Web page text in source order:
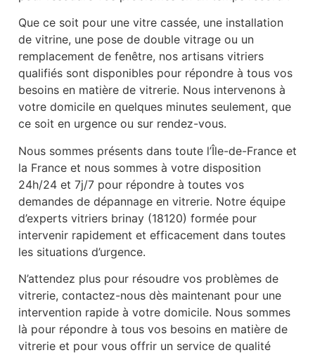
Que ce soit pour une vitre cassée, une installation
de vitrine, une pose de double vitrage ou un
remplacement de fenêtre, nos artisans vitriers
qualifiés sont disponibles pour répondre à tous vos
besoins en matière de vitrerie. Nous intervenons à
votre domicile en quelques minutes seulement, que
ce soit en urgence ou sur rendez-vous.
Nous sommes présents dans toute l’Île-de-France et
la France et nous sommes à votre disposition
24h/24 et 7j/7 pour répondre à toutes vos
demandes de dépannage en vitrerie. Notre équipe
d’experts vitriers brinay (18120) formée pour
intervenir rapidement et efficacement dans toutes
les situations d’urgence.
N’attendez plus pour résoudre vos problèmes de
vitrerie, contactez-nous dès maintenant pour une
intervention rapide à votre domicile. Nous sommes
là pour répondre à tous vos besoins en matière de
vitrerie et pour vous offrir un service de qualité